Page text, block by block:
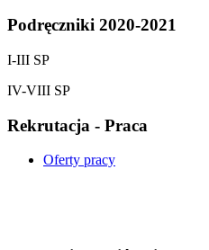
Podręczniki 2020-2021
I-III SP
IV-VIII SP
Rekrutacja - Praca
Oferty pracy